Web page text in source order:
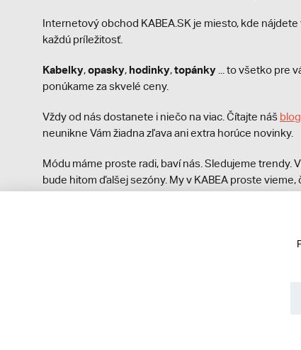
Internetový obchod KABEA.SK je miesto, kde
každú príležitosť.
Kabelky,opasky, hodinky,topánky ... to všetko pre
ponúkame za skvelé ceny.
Vždy od nás dostanete i niečo na viac. Čítajte náš blog
neunikne Vám žiadna zľava ani extra horúce novinky.
Módu máme proste radi, baví nás. Sledujeme trendy.
bude hitom ďalšej sezóny. My v KABEA proste vieme,